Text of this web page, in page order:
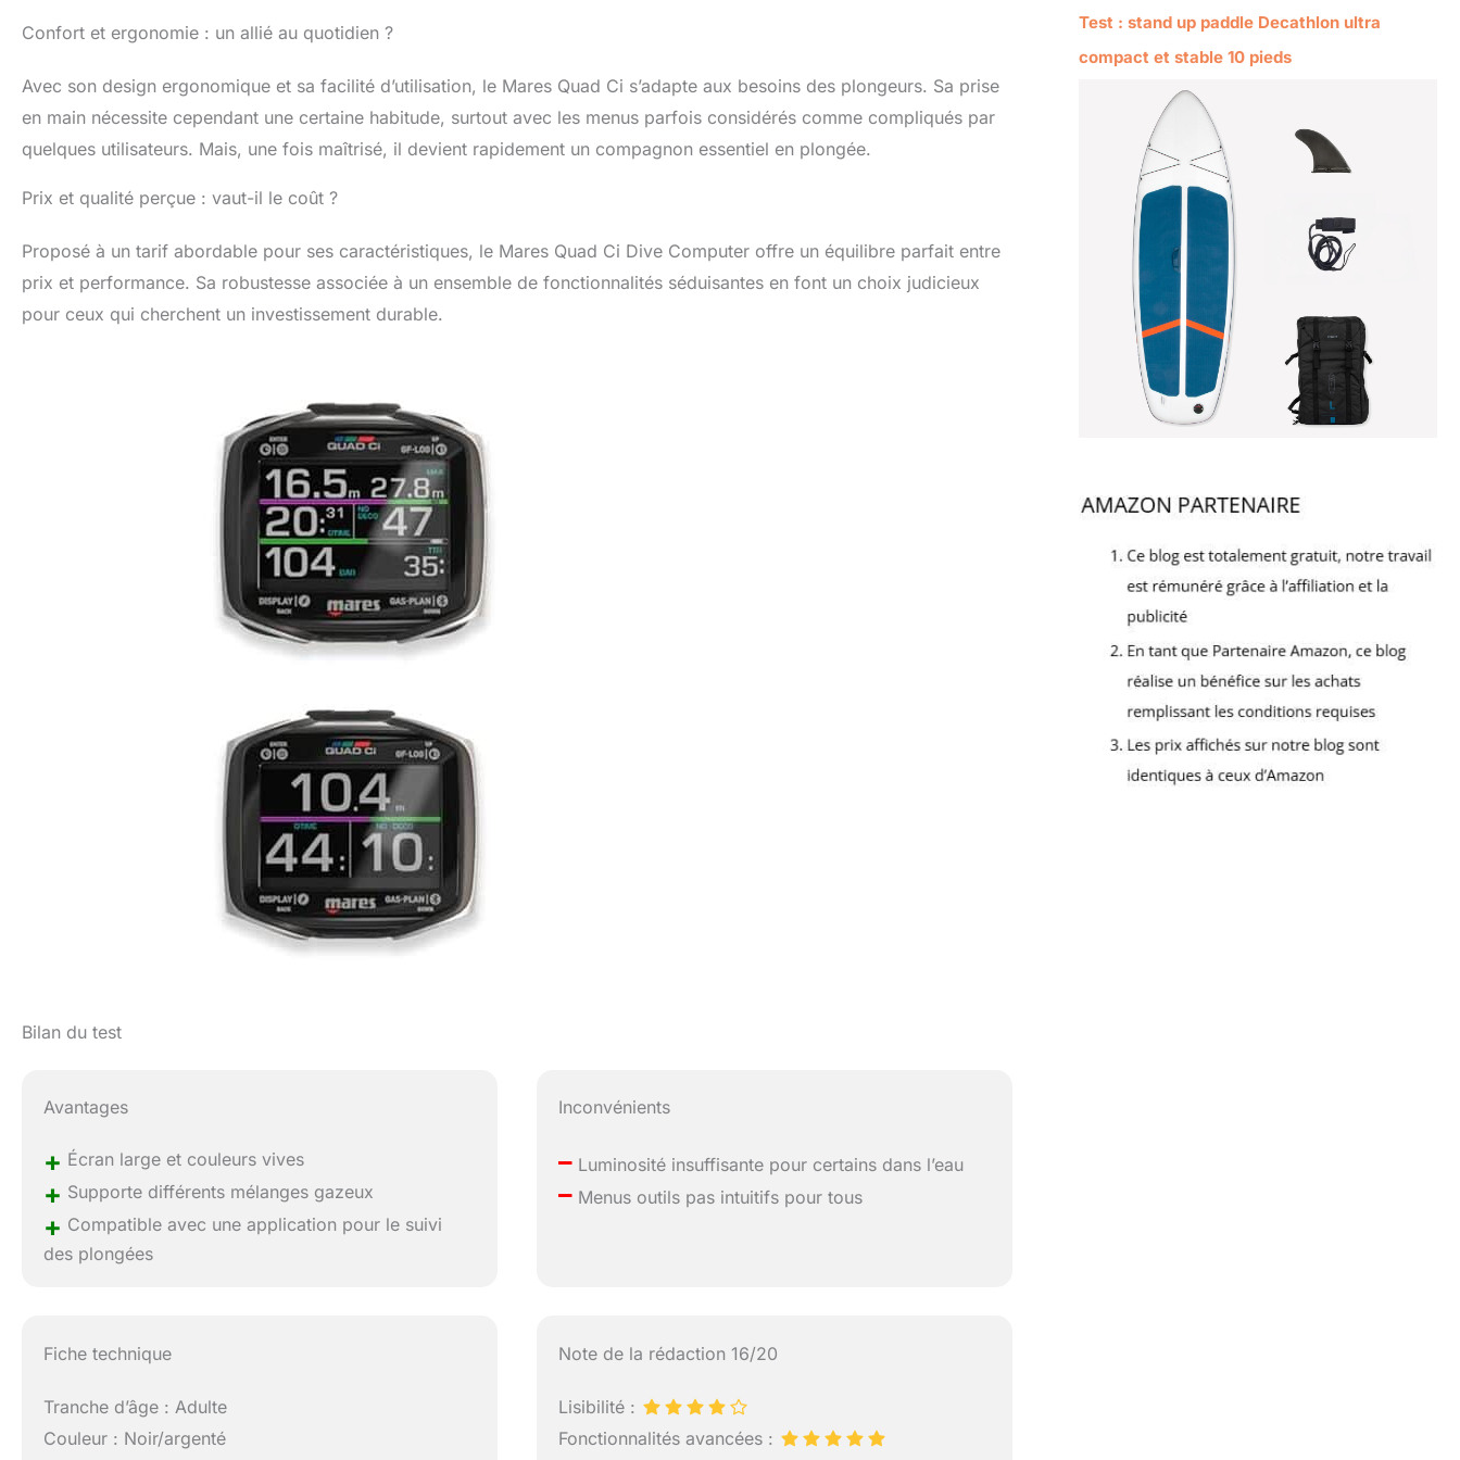
Confort et ergonomie : un allié au quotidien ?
Avec son design ergonomique et sa facilité d’utilisation, le Mares Quad Ci s’adapte aux besoins des plongeurs. Sa prise
en main nécessite cependant une certaine habitude, surtout avec les menus parfois considérés comme compliqués par
quelques utilisateurs. Mais, une fois maîtrisé, il devient rapidement un compagnon essentiel en plongée.
Prix et qualité perçue : vaut-il le coût ?
Proposé à un tarif abordable pour ses caractéristiques, le Mares Quad Ci Dive Computer offre un équilibre parfait entre
prix et performance. Sa robustesse associée à un ensemble de fonctionnalités séduisantes en font un choix judicieux
pour ceux qui cherchent un investissement durable.
Bilan du test
Avantages
+ Écran large et couleurs vives
+ Supporte différents mélanges gazeux
+ Compatible avec une application pour le suivi
des plongées
Inconvénients
– Luminosité insuffisante pour certains dans l’eau
– Menus outils pas intuitifs pour tous
Fiche technique
Tranche d’âge : Adulte
Couleur : Noir/argenté
Note de la rédaction 16/20
Lisibilité :
Fonctionnalités avancées :
Test : stand up paddle Decathlon ultra
compact et stable 10 pieds